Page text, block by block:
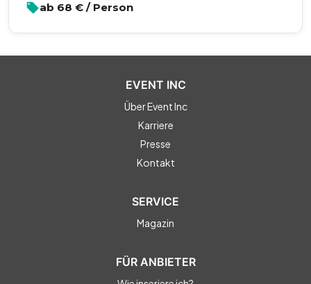
ab 68 € / Person
EVENT INC
Über Event Inc
Karriere
Presse
Kontakt
SERVICE
Magazin
FÜR ANBIETER